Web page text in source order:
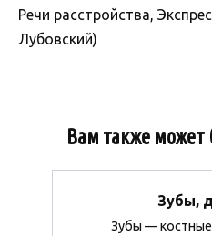
Речи расстройства,
Лубовский)
Вам также
Зубы,
Зубы — костные